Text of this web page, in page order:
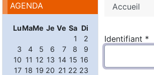
AGENDA
LuMaMe Je Ve Sa Di
1
2
3
4 5 6 7 8
9
10 11 12 13 14 15 16
17 18 19 20 21 22 23
Accueil
Identifiant *